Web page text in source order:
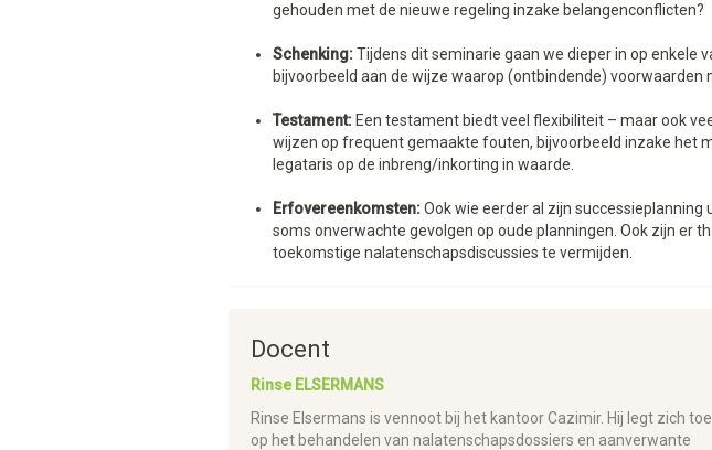
gehouden met de nieuwe regeling inzake belangenconflicten?
Schenking:Tijdens dit seminarie gaan we dieper in op
bijvoorbeeld aan de wijze waarop (ontbindende)
Testament: Een testament biedt veel flexibiliteit – maar ook
wijzen op frequent gemaakte fouten, bijvoorbeeld inzake het
legataris op de inbreng/inkorting in waarde.
Erfovereenkomsten:Ook wie eerder al zijn successieplanning
soms onverwachte gevolgen op oude planningen. Ook zijn er
toekomstige nalatenschapsdiscussies te vermijden.
Docent
Rinse ELSERMANS
Rinse Elsermans is vennoot bij het kantoor Cazimir. Hij legt zich toe
op het behandelen van nalatenschapsdossiers en aanverwante